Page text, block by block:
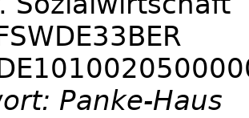
Panke-Haus